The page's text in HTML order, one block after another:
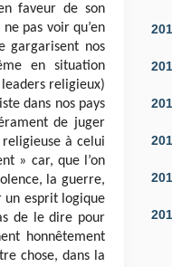
faveur de son
pas voir qu’en
gargarisent nos
en situation
religieux)
dans nos pays
de juger
à celui
» car, que l’on
la guerre,
un esprit logique
de le dire pour
honnêtement
chose, dans la